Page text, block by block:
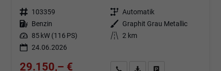
Fahrzeugnr. 103359 Getriebe Automatik
Kraftstoff Benzin Außenfarbe
Graphit Grau Metallic
Leistung 85 kW (116 PS) Kilometerstand 2 km
24.06.2026
29.150,– € Angebot anfordern
Fahrzeugexpose (PDF)